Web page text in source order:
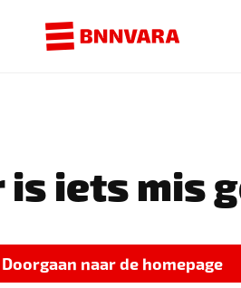
is iets mis
Doorgaan naar de homepage